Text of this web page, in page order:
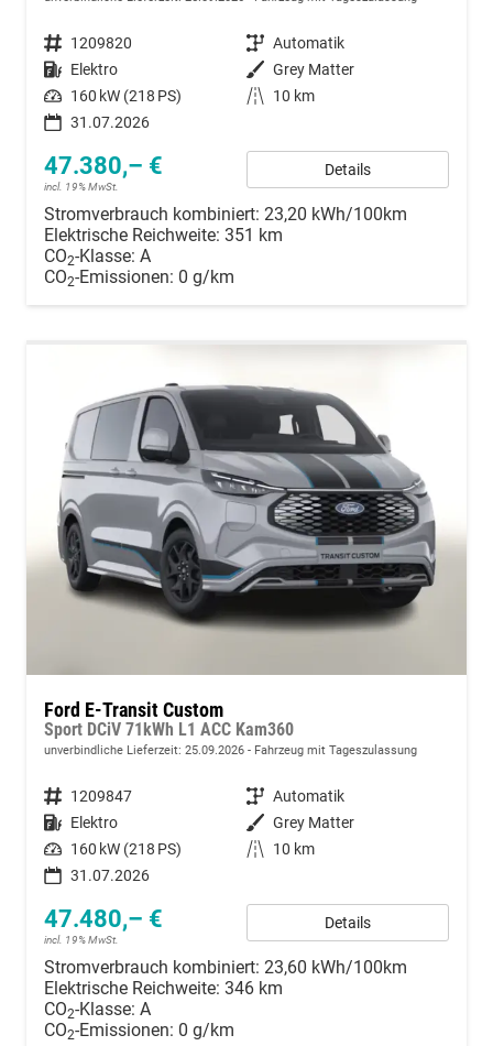
Fahrzeugnummer 1209820 Getriebe Automatik
Kraftstoff Elektro Außenfarbe Grey Matter
Leistung 160 kW (218 PS) Kilometerstand
10 km
31.07.2026
47.380,– €
incl. 19% MwSt.
Details
Stromverbrauch kombiniert: 23,20 kWh/100km
Elektrische Reichweite: 351 km
CO2-Klasse: A
CO2-Emissionen: 0 g/km
Ford E-Transit Custom
Sport DCiV 71kWh L1 ACC Kam360
unverbindliche Lieferzeit: 25.09.2026 Fahrzeug mit Tageszulassung
Fahrzeugnummer 1209847 Getriebe Automatik
Kraftstoff Elektro Außenfarbe Grey Matter
Leistung 160 kW (218 PS) Kilometerstand
10 km
31.07.2026
47.480,– €
incl. 19% MwSt.
Details
Stromverbrauch kombiniert: 23,60 kWh/100km
Elektrische Reichweite: 346 km
CO2-Klasse: A
CO2-Emissionen: 0 g/km